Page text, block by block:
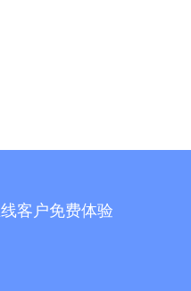
客户免费体验